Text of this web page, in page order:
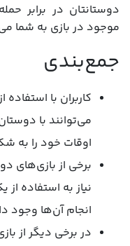
دوستانتان در برابر
موجود در بازی به شما
جمع‌بندی
کاربران با
می‌توانند با
اوقات خود را به
برخی از بازی‌های
نیاز به استفاده
انجام آن‌ها وجود
در برخی دیگر از